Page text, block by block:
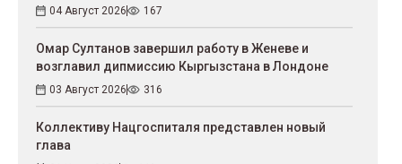
04 Август 2026 167
Омар Султанов завершил работу в Женеве и
возглавил дипмиссию Кыргызстана в Лондоне
03 Август 2026 316
Коллективу Нацгоспиталя представлен новый
глава